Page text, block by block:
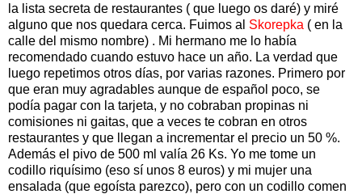
la lista secreta de restaurantes ( que luego os daré) y miré
alguno que nos quedara cerca. Fuimos al Skorepka ( en la
calle del mismo nombre) . Mi hermano me lo había
recomendado cuando estuvo hace un año. La verdad que
luego repetimos otros días, por varias razones. Primero por
que eran muy agradables aunque de español poco, se
podía pagar con la tarjeta, y no cobraban propinas ni
comisiones ni gaitas, que a veces te cobran en otros
restaurantes y que llegan a incrementar el precio un 50 %.
Además el pivo de 500 ml valía 26 Ks. Yo me tome un
codillo riquísimo (eso sí unos 8 euros) y mi mujer una
ensalada (que egoísta parezco), pero con un codillo comen